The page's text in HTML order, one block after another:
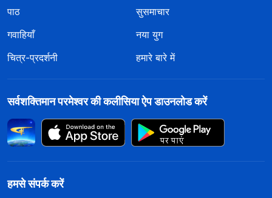
पाठ
सुसमाचार
गवाहियाँ
नया युग
चित्र-प्रदर्शनी
हमारे बारे में
सर्वशक्तिमान परमेश्वर की कलीसिया ऐप डाउनलोड करें
हमसे संपर्क करें